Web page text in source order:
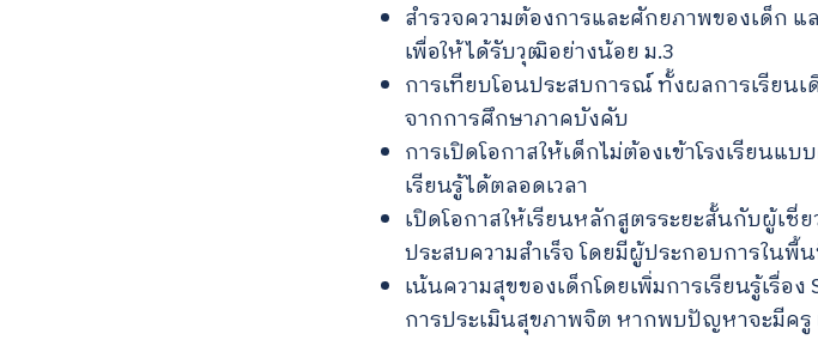
สำรวจความต้องการและศักยภาพของเด็ก
เพื่อให้ได้รับวุฒิอย่างน้อย ม.3
การเทียบโอนประสบการณ์ ทั้งผลการเรีย
จากการศึกษาภาคบังคับ
การเปิดโอกาสให้เด็กไม่ต้องเข้าโรงเรียนแ
เรียนรู้ได้ตลอดเวลา
เปิดโอกาสให้เรียนหลักสูตรระยะสั้นกับผู้เ
ประสบความสำเร็จ โดยมีผู้ประกอบการใน
เน้นความสุขของเด็กโดยเพิ่มการเรียนรู้เรื่อ
การประเมินสุขภาพจิต หากพบปัญหาจะมีค